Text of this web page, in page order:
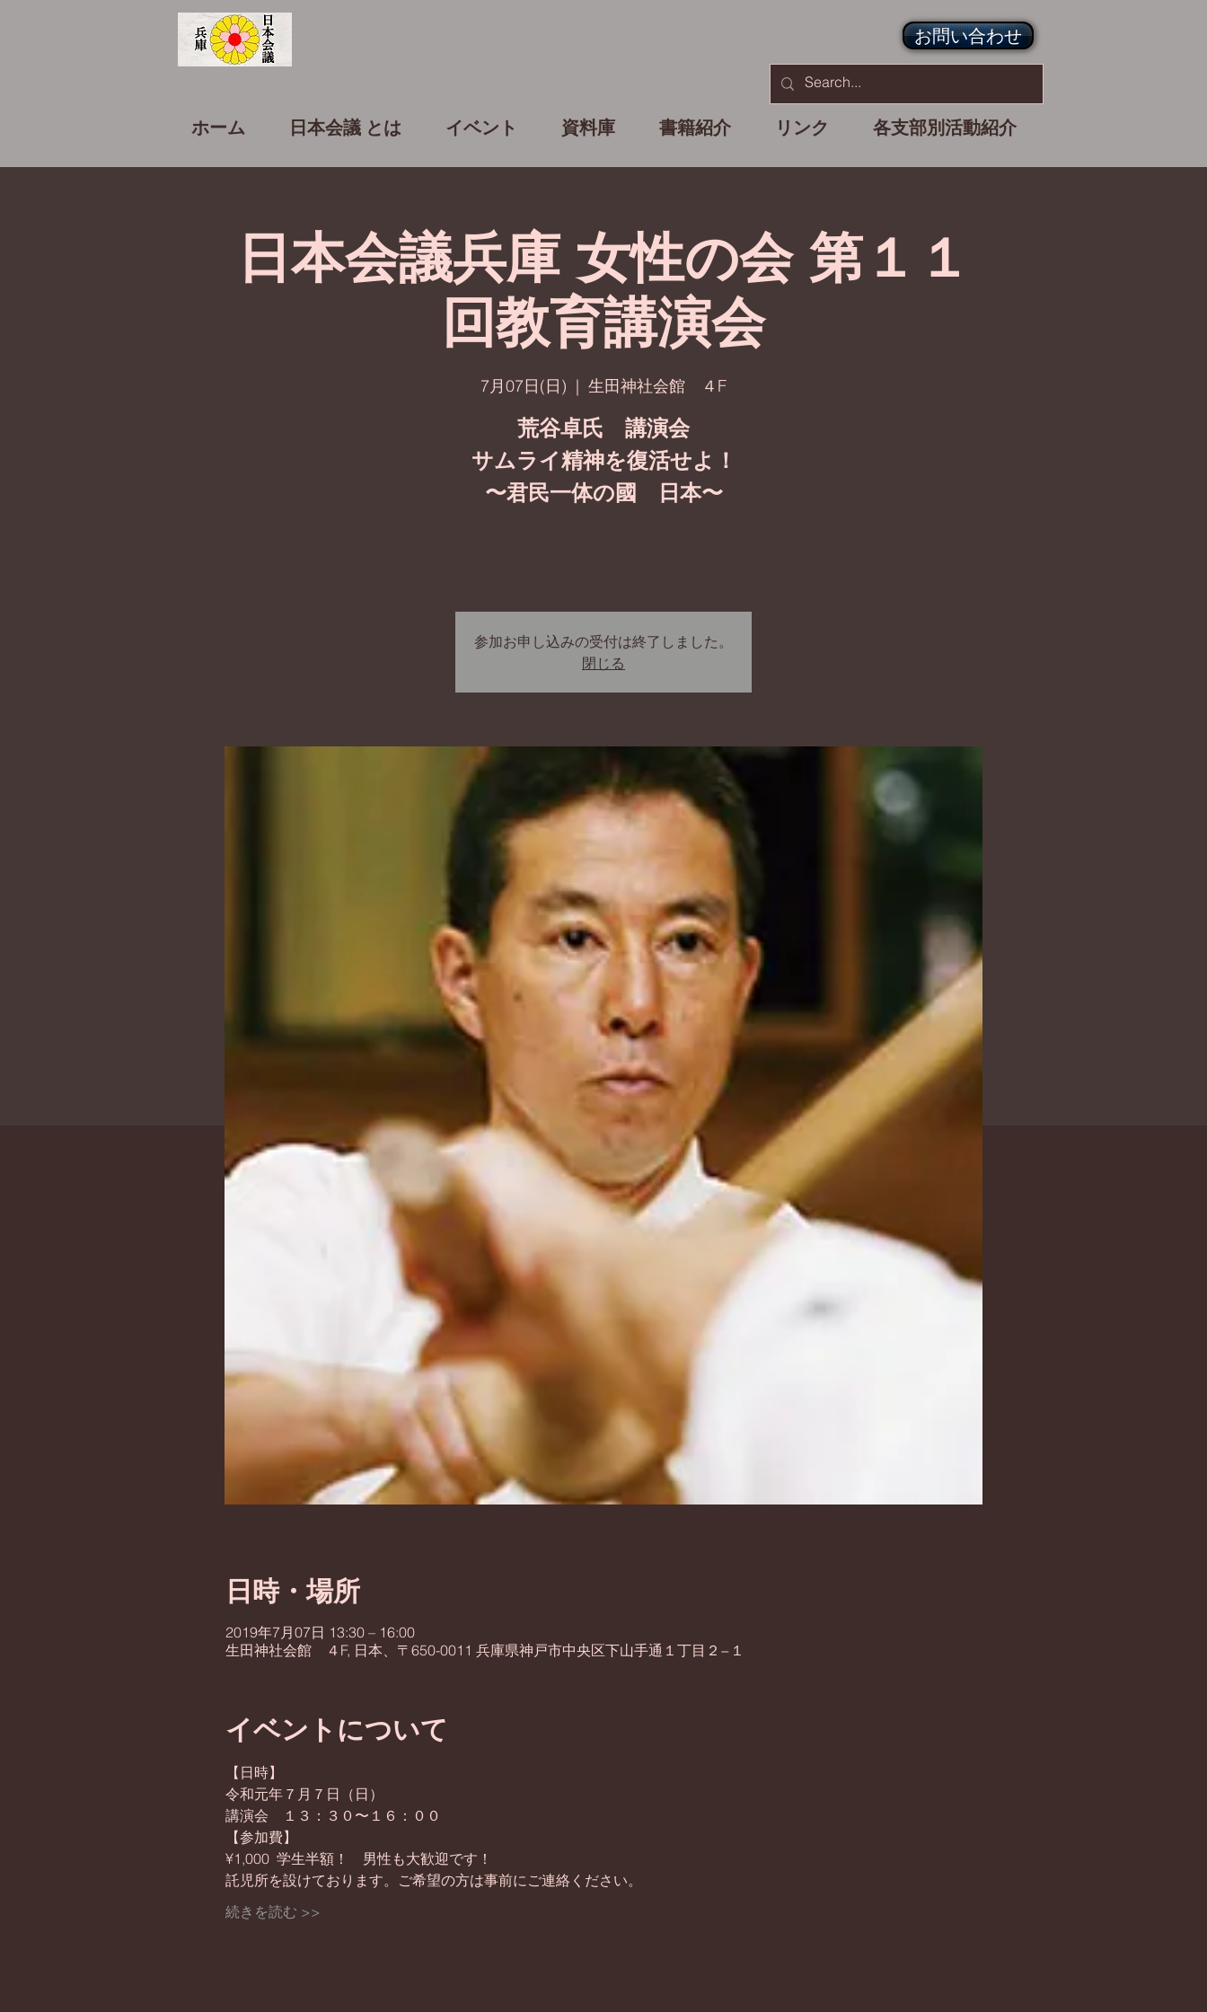
ホーム 日本会議 とは イベント 資料庫 書籍紹介 リンク 各支部別活動紹介
お問い合わせ
日本会議兵庫 女性の会 第１１
回教育講演会
7月07日(日)
  |
生田神社会館 ４F
荒谷卓氏 講演会
サムライ精神を復活せよ！
〜君民一体の國 日本〜
参加お申し込みの受付は終了しました。
閉じる
日時・場所
2019年7月07日 13:30 – 16:00
生田神社会館 ４F, 日本、〒650-0011 兵庫県神戸市中央区下山手通１丁目２−１
イベントについて
【日時】
令和元年７月７日（日）
講演会　１３：３０〜１６：００
【参加費】
¥1,000  学生半額！　男性も大歓迎です！
託児所を設けております。ご希望の方は事前にご連絡ください。
続きを読む >>